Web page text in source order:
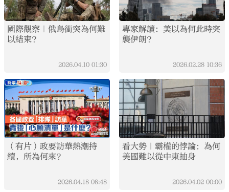
國際觀察｜俄烏衝突為何難
以結束？
2026.04.10 01:30
專家解讀：美以為何此時突
襲伊朗？
2026.02.28 10:36
（有片）政要訪華熱潮持
續，所為何來？
2026.04.18 08:48
看大勢｜霸權的悖論：為何
美國難以從中東抽身
2026.04.02 00:00